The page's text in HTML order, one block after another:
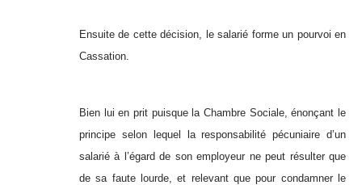
Ensuite de cette décision, le salarié forme un pourvoi en
Cassation.
Bien lui en prit puisque la Chambre Sociale, énonçant le
principe selon lequel la responsabilité pécuniaire d’un
salarié à l’égard de son employeur ne peut résulter que
de sa faute lourde, et relevant que pour condamner le